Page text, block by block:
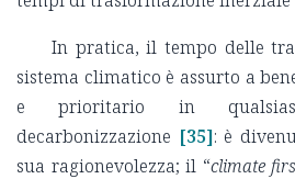
In pratica, il tempo delle
sistema climatico è assurto a
e prioritario in
decarbonizzazione [35]: è
sua ragionevolezza; il “climate